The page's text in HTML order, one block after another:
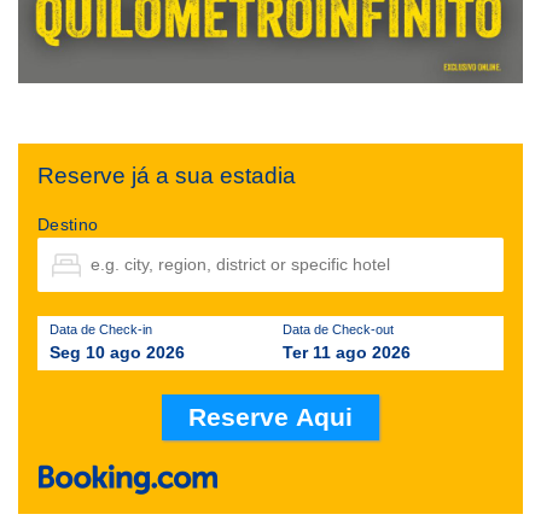
Reserve já a sua estadia
Destino
Data de Check-in
Seg 10 ago 2026
Data de Check-out
Ter 11 ago 2026